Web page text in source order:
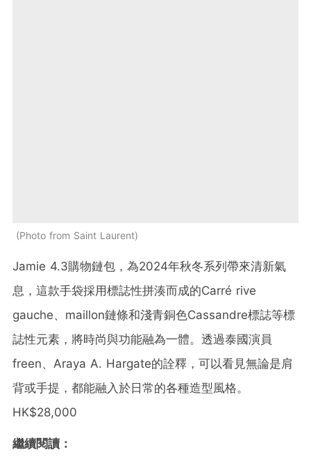
Photo from Saint Laurent
Jamie 4.3購物鏈包，為2024年秋冬系列帶來清新氣
息，這款手袋採用標誌性拼湊而成的Carré rive
gauche、maillon鏈條和淺青銅色Cassandre標誌等標
誌性元素，將時尚與功能融為一體。透過泰國演員
freen、Araya A. Hargate的詮釋，可以看見無論是肩
背或手提，都能融入於日常的各種造型風格。
HK$28,000
繼續閱讀：